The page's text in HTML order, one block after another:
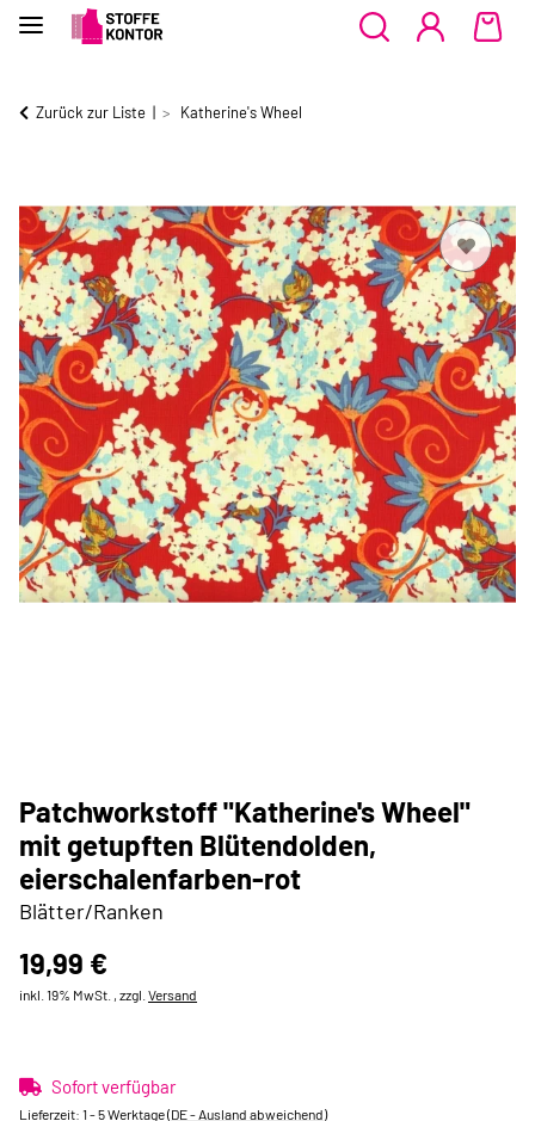
Zurück zur Liste Katherine's Wheel
Patchworkstoff "Katherine's Wheel"
mit getupften Blütendolden,
eierschalenfarben-rot
Blätter/Ranken
19,99 €
inkl. 19% MwSt. , zzgl. Versand
Sofort verfügbar
Lieferzeit: 1 - 5 Werktage(DE - Ausland abweichend)